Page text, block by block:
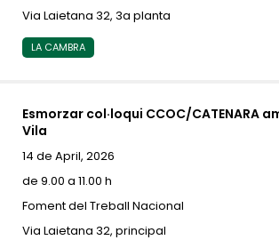
Via Laietana 32, 3a planta
LA CAMBRA
Esmorzar col·loqui CCOC/CATENARA
Vila
14 de April, 2026
de 9.00 a 11.00 h
Foment del Treball Nacional
Via Laietana 32, principal